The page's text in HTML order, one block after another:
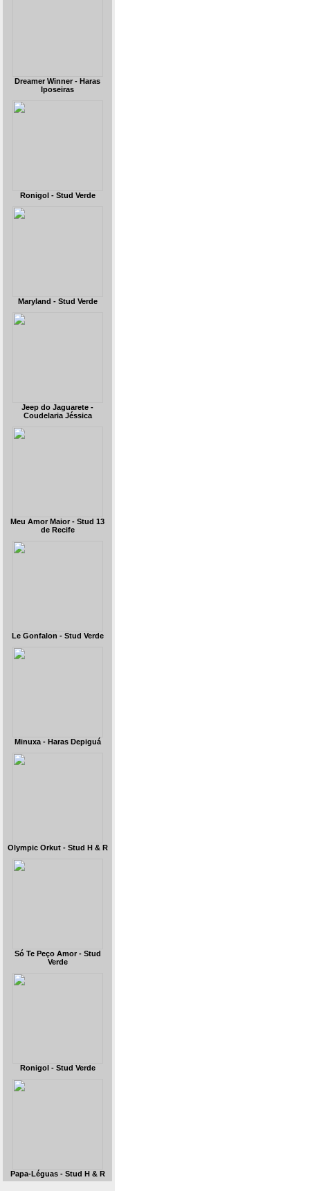
Dreamer Winner - Haras
Iposeiras
Ronigol - Stud Verde
Maryland - Stud Verde
Jeep do Jaguarete -
Coudelaria Jéssica
Meu Amor Maior - Stud 13
de Recife
Le Gonfalon - Stud Verde
Minuxa - Haras Depiguá
Olympic Orkut - Stud H & R
Só Te Peço Amor - Stud
Verde
Ronigol - Stud Verde
Papa-Léguas - Stud H & R